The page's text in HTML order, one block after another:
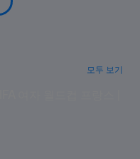
모두 보기